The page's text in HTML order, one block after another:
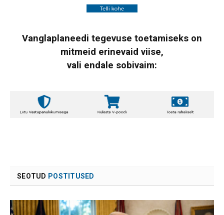
Vanglaplaneedi tegevuse toetamiseks on
mitmeid erinevaid viise,
vali endale sobivaim:
SEOTUD POSTITUSED